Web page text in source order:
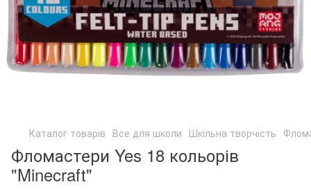
Каталог товарів Все для школи Шкільна творчість
Фломастери Yes 18 кольорів
"Minecraft"